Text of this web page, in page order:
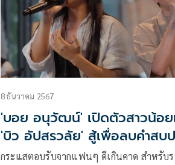
พร้อมสัมผัสประสบการณ์การพักผ่อนระดับเวิ
อย่างคับคั่ง เมื่อวันก่อน
8 ธันวาคม 2567
'บอย อนุวัฒน์' เปิดตัวสาวน้อย
'บิว อัปสรวลัย' สู้เพื่อลบคำสบป
กระแสตอบรับจากแฟนๆ ดีเกินคาด สำหรับร